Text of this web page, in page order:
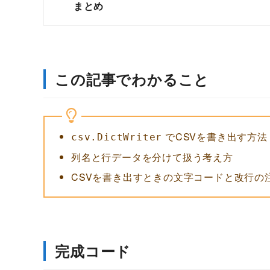
まとめ
この記事でわかること
csv.DictWriter でCSVを書き出す方法
列名と行データを分けて扱う考え方
CSVを書き出すときの文字コードと改行の
完成コード